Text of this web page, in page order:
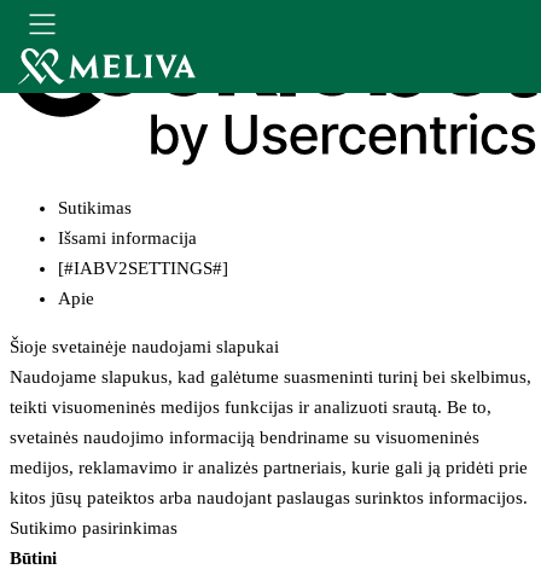
Sutikimas
Išsami informacija
[#IABV2SETTINGS#]
Apie
Šioje svetainėje naudojami slapukai
Naudojame slapukus, kad galėtume suasmeninti turinį bei skelbimus,
teikti visuomeninės medijos funkcijas ir analizuoti srautą. Be to,
svetainės naudojimo informaciją bendriname su visuomeninės
medijos, reklamavimo ir analizės partneriais, kurie gali ją pridėti prie
kitos jūsų pateiktos arba naudojant paslaugas surinktos informacijos.
Sutikimo pasirinkimas
Būtini